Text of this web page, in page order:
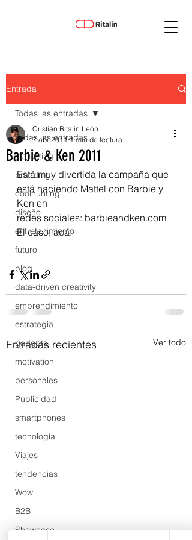
Entrada
Todas las entradas
marketing
branding
coolhunting
diseño
entretenimiento
futuro
blog
data-driven creativity
emprendimiento
estrategia
gadgets
motivation
personales
Publicidad
smartphones
tecnología
Viajes
tendencias
Wow
B2B
Showcase
Todas las entradas
Barbie & Ken 2011
Cristián Ritalin León
7 abr 2011 1 min de lectura
Está muy divertida la campaña que
está haciendo Mattel con Barbie y
Ken en
redes sociales: barbieandken.com
El caso, acá:
Entradas recientes Ver todo